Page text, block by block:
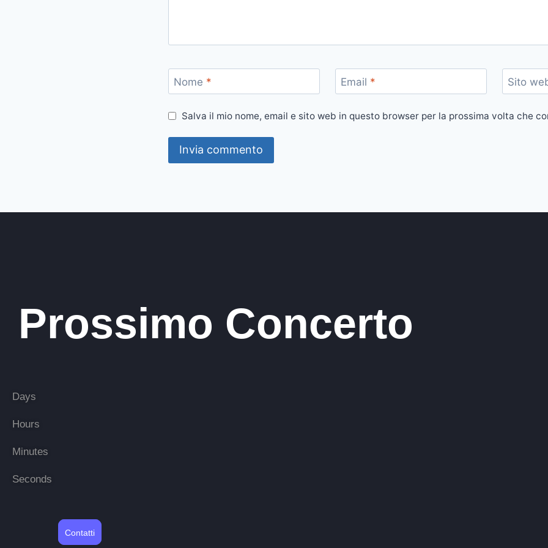
Nome * Email * Sito
Salva il mio nome, email e sito web in questo browser per la prossima volta che
Prossimo Concerto
Days
Hours
Minutes
Seconds
Contatti